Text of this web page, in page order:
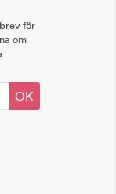
för
om
OK